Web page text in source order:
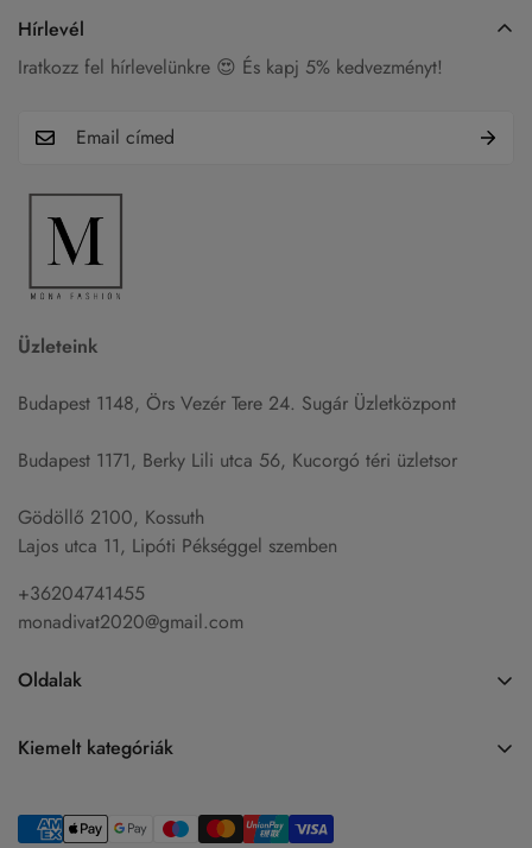
Üzleteink
Budapest 1148, Örs Vezér Tere 24. Sugár Üzletközpont
Budapest 1171, Berky Lili utca 56, Kucorgó téri üzletsor
Gödöllő 2100, Kossuth
Lajos utca 11, Lipóti Pékséggel szemben
+36204741455
monadivat2020@gmail.com
Oldalak
Kiemelt kategóriák
Ruhák
Hírlevél
Iratkozz fel hírlevelünkre 😍 És kapj 5% kedvezményt!